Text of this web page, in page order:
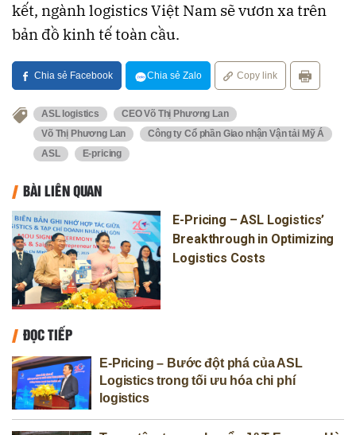
kết, ngành logistics Việt Nam sẽ vươn xa trên
bản đồ kinh tế toàn cầu.
Chia sẻ Facebook Chia sẻ Zalo Copy link
ASL logistics
CEO Võ Thị Phương Lan
Võ Thị Phương Lan
Công ty Cổ phần Giao nhận Vận tải Mỹ Á
ASL
E-pricing
BÀI LIÊN QUAN
E-Pricing – ASL Logistics’
Breakthrough in Optimizing
Logistics Costs
ĐỌC TIẾP
E-Pricing – Bước đột phá của ASL
Logistics trong tối ưu hóa chi phí
logistics